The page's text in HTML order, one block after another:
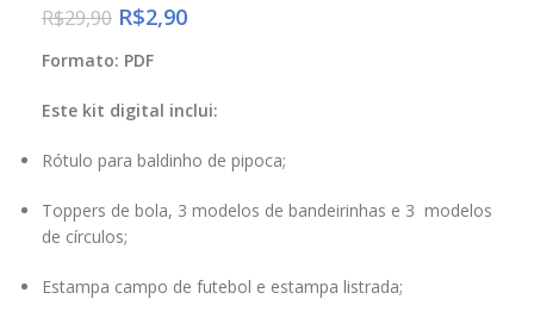
R$29,90 R$2,90
Formato: PDF
Este kit digital inclui:
Rótulo para baldinho de pipoca;
Toppers de bola, 3 modelos de bandeirinhas e 3 modelos
de círculos;
Estampa campo de futebol e estampa listrada;